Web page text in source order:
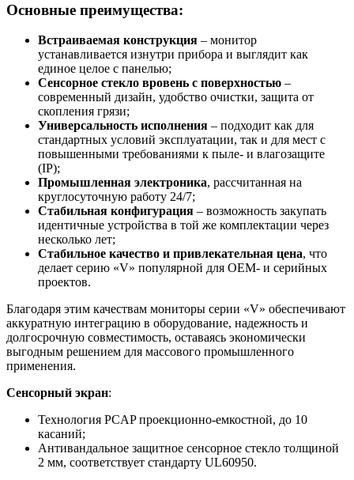
Основные преимущества:
Встраиваемая конструкция – монитор
устанавливается изнутри прибора и выглядит как
единое целое с панелью;
Сенсорное стекло вровень с поверхностью –
современный дизайн, удобство очистки, защита от
скопления грязи;
Универсальность исполнения – подходит как для
стандартных условий эксплуатации, так и для мест с
повышенными требованиями к пыле- и влагозащите
(IP);
Промышленная электроника, рассчитанная на
круглосуточную работу 24/7;
Стабильная конфигурация – возможность закупать
идентичные устройства в той же комплектации через
несколько лет;
Стабильное качество и привлекательная цена, что
делает серию «V» популярной для OEM- и серийных
проектов.
Благодаря этим качествам мониторы серии «V» обеспечивают
аккуратную интеграцию в оборудование, надежность и
долгосрочную совместимость, оставаясь экономически
выгодным решением для массового промышленного
применения.
Сенсорный экран:
Технология PCAP проекционно-емкостной, до 10
касаний;
Антивандальное защитное сенсорное стекло толщиной
2 мм, соответствует стандарту UL60950.